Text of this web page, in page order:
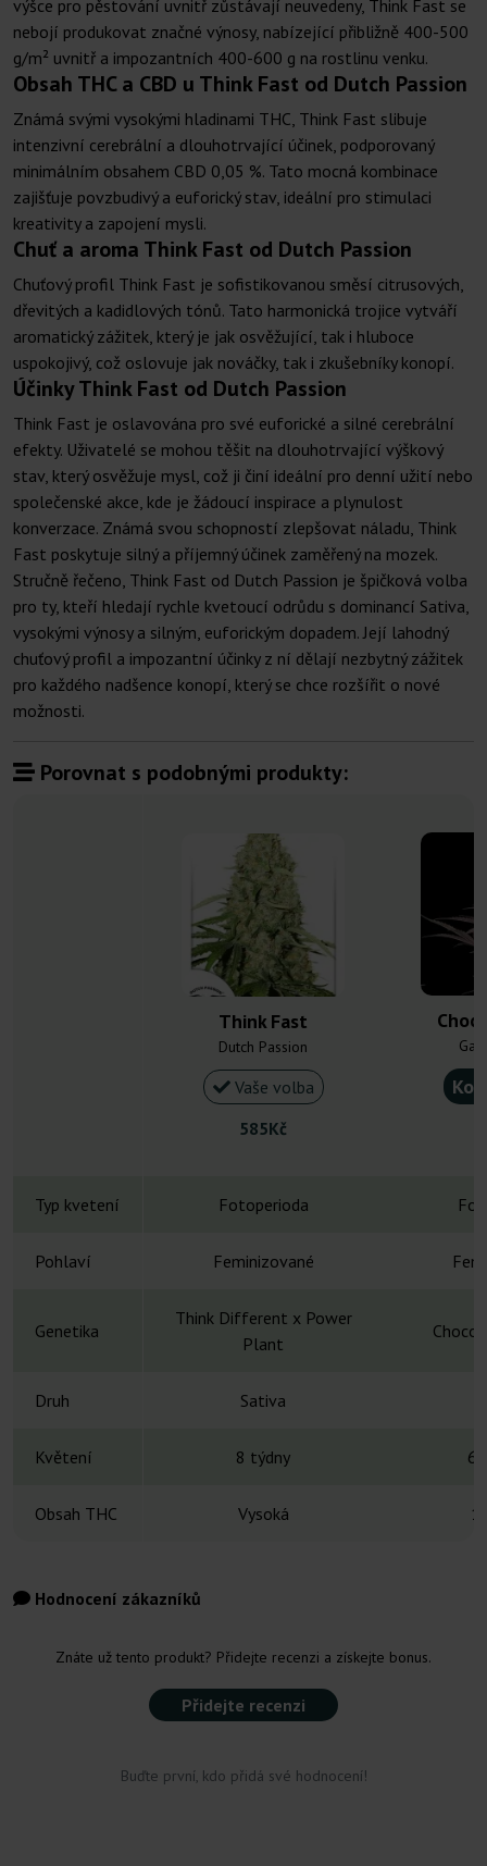
výšce pro pěstování uvnitř zůstávají neuvedeny, Think Fast se
nebojí produkovat značné výnosy, nabízející přibližně 400-500
g/m² uvnitř a impozantních 400-600 g na rostlinu venku.
Obsah THC a CBD u Think Fast od Dutch Passion
Známá svými vysokými hladinami THC, Think Fast slibuje
intenzivní cerebrální a dlouhotrvající účinek, podporovaný
minimálním obsahem CBD 0,05 %. Tato mocná kombinace
zajišťuje povzbudivý a euforický stav, ideální pro stimulaci
kreativity a zapojení mysli.
Chuť a aroma Think Fast od Dutch Passion
Chuťový profil Think Fast je sofistikovanou směsí citrusových,
dřevitých a kadidlových tónů. Tato harmonická trojice vytváří
aromatický zážitek, který je jak osvěžující, tak i hluboce
uspokojivý, což oslovuje jak nováčky, tak i zkušebníky konopí.
Účinky Think Fast od Dutch Passion
Think Fast je oslavována pro své euforické a silné cerebrální
efekty. Uživatelé se mohou těšit na dlouhotrvající výškový
stav, který osvěžuje mysl, což ji činí ideální pro denní užití nebo
společenské akce, kde je žádoucí inspirace a plynulost
konverzace. Známá svou schopností zlepšovat náladu, Think
Fast poskytuje silný a příjemný účinek zaměřený na mozek.
Stručně řečeno, Think Fast od Dutch Passion je špičková volba
pro ty, kteří hledají rychle kvetoucí odrůdu s dominancí Sativa,
vysokými výnosy a silným, euforickým dopadem. Její lahodný
chuťový profil a impozantní účinky z ní dělají nezbytný zážitek
pro každého nadšence konopí, který se chce rozšířit o nové
možnosti.
Porovnat s podobnými produkty:
Think Fast
Dutch Passion
Vaše volba
585Kč
Typ kvetení Fotoperioda
Pohlaví Feminizované
Genetika
Think Different x Power
Plant
Druh Sativa
Květení 8 týdny
Obsah THC Vysoká
Hodnocení zákazníků
Znáte už tento produkt? Přidejte recenzi a získejte bonus.
Přidejte recenzi
Buďte první, kdo přidá své hodnocení!